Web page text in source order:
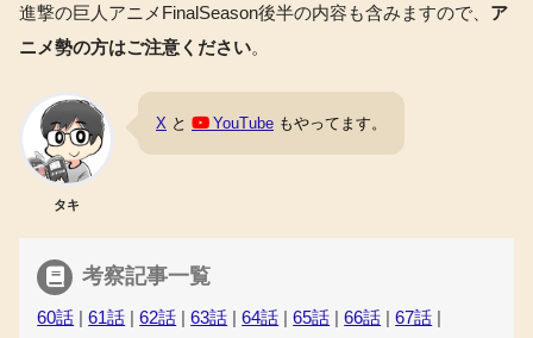
進撃の巨人アニメFinalSeason後半の内容も含みますので、 ア
ニメ勢の方はご注意ください。
タキ
X と YouTube もやってます。
考察記事一覧
60話 |61話 |62話 |63話 |64話 |65話 |66話 |67話